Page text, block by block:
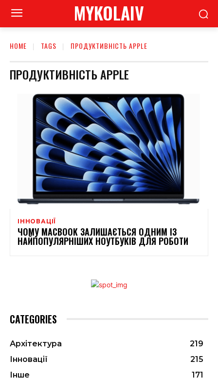
MYKOLAIV
HOME TAGS ПРОДУКТИВНІСТЬ APPLE
ПРОДУКТИВНІСТЬ APPLE
ІННОВАЦІЇ
ЧОМУ MACBOOK ЗАЛИШАЄТЬСЯ ОДНИМ ІЗ
НАЙПОПУЛЯРНІШИХ НОУТБУКІВ ДЛЯ РОБОТИ
CATEGORIES
Архітектура
219
Інновації
215
Інше
171